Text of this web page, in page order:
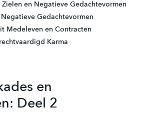
en Negatieve Gedachtevormen
Gedachtevormen
Medeleven en Contracten
Karma
en
Deel 2